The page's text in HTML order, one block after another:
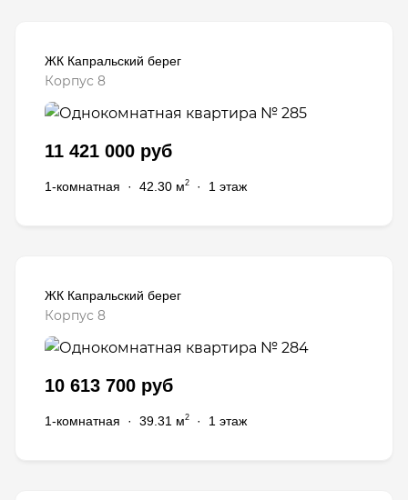
ЖК Капральский берег
Корпус 8
11 421 000 руб
1-комнатная · 42.30 м2 · 1 этаж
ЖК Капральский берег
Корпус 8
10 613 700 руб
1-комнатная · 39.31 м2 · 1 этаж